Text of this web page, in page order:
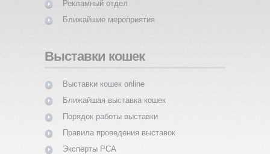
Рекламный отдел
Ближайшие мероприятия
Выставки кошек
Выставки кошек online
Ближайшая выставка кошек
Порядок работы выставки
Правила проведения выставок
Эксперты PCA